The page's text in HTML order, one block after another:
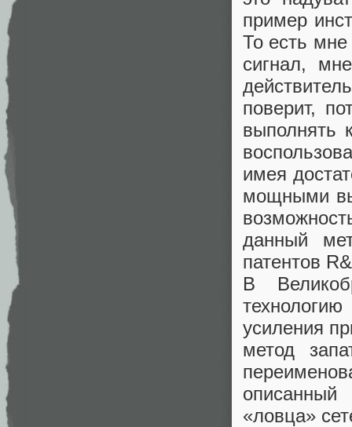
пример
То есть
сигнал,
поверит,
выполнять
имея
мощными
данный
патентов
В
усиления
метод
«ловца»